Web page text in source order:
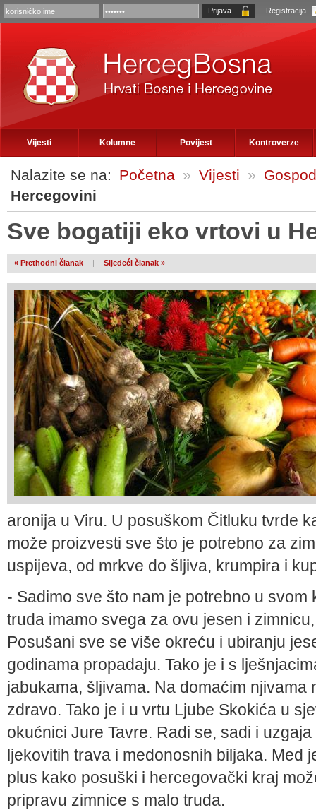
Registracija
Vijesti Kolumne Povijest Kontroverze
Nalazite se na: Početna » Vijesti »
Hercegovini
Sve bogatiji eko vrtovi u
« Prethodni članak | Sljedeći članak »
aronija u Viru. U posuškom Čitluku tvrde
može proizvesti sve što je potrebno za
uspijeva, od mrkve do šljiva, krumpira i
- Sadimo sve što nam je potrebno u
truda imamo svega za ovu jesen i
Posušani sve se više okreću i ubiranju
godinama propadaju. Tako je i s
jabukama, šljivama. Na domaćim njivama
zdravo. Tako je i u vrtu Ljube Skokića u
okućnici Jure Tavre. Radi se, sadi i
ljekovitih trava i medonosnih biljaka. Med
plus kako posuški i hercegovački kraj
pripravu zimnice s malo truda.